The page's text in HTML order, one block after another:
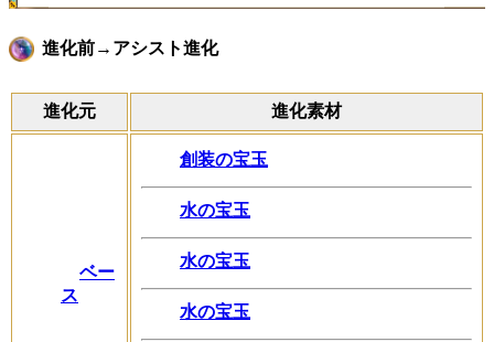
進化前→アシスト進化
進化元 進化素材
ベー
ス
創装の宝玉
水の宝玉
水の宝玉
水の宝玉